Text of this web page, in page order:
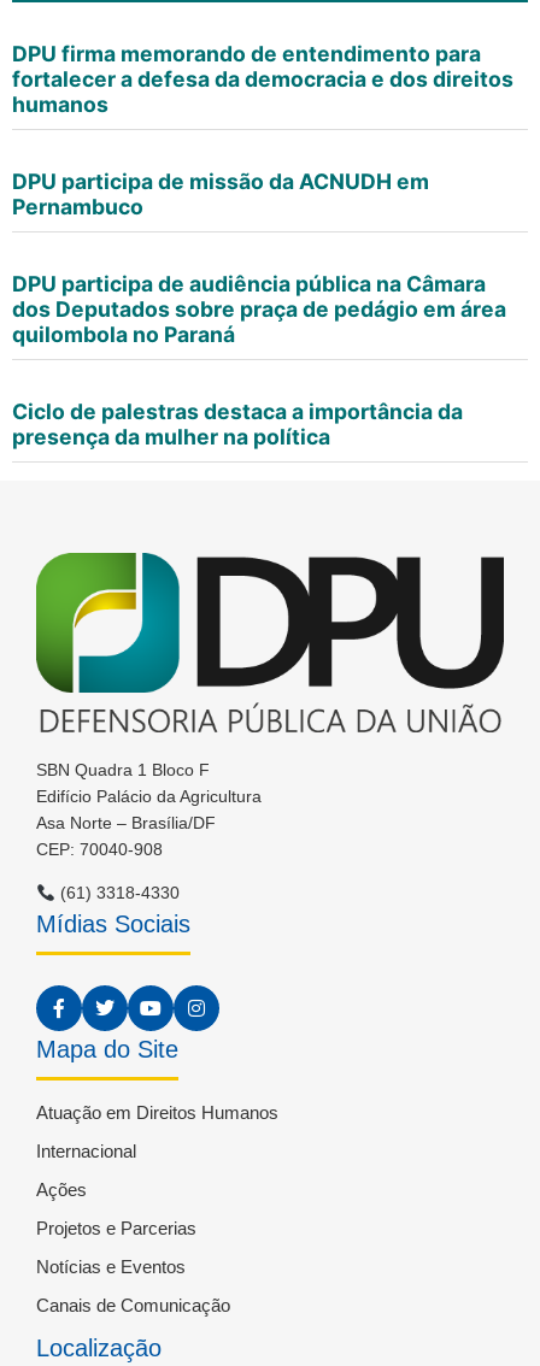
DPU firma memorando de entendimento para
fortalecer a defesa da democracia e dos direitos
humanos
DPU participa de missão da ACNUDH em
Pernambuco
DPU participa de audiência pública na Câmara
dos Deputados sobre praça de pedágio em área
quilombola no Paraná
Ciclo de palestras destaca a importância da
presença da mulher na política
SBN Quadra 1 Bloco F
Edifício Palácio da Agricultura
Asa Norte – Brasília/DF
CEP: 70040-908
(61) 3318-4330
Mídias Sociais
Mapa do Site
Atuação em Direitos Humanos
Internacional
Ações
Projetos e Parcerias
Notícias e Eventos
Canais de Comunicação
Localização